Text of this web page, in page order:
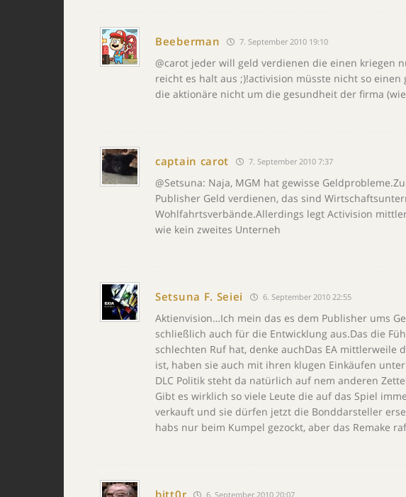
Beeberman 7. September 2010 19:10
@carot jeder will geld verdienen die einen kriegen
reicht es halt aus ;)!activision müsste nicht so
die aktionäre nicht um die gesundheit der firma
captain carot 7. September 2010 7:37
@Setsuna: Naja, MGM hat gewisse
Publisher Geld verdienen, das sind
Wohlfahrtsverbände.Allerdings legt Activision
wie kein zweites Unterneh
Setsuna F. Seiei 6. September 2010 22:55
Aktienvision…Ich mein das es dem Publisher ums
schließlich auch für die Entwicklung aus.Das die
schlechten Ruf hat, denke auchDas EA mittlerweile
ist, haben sie auch mit ihren klugen Einkäufen
DLC Politik steht da natürlich auf nem anderen
Gibt es wirklich so viele Leute die auf das Spiel
verkauft und sie dürfen jetzt die Bonddarsteller
habs nur beim Kumpel gezockt, aber das Remake
bitt0r 6. September 2010 20:07